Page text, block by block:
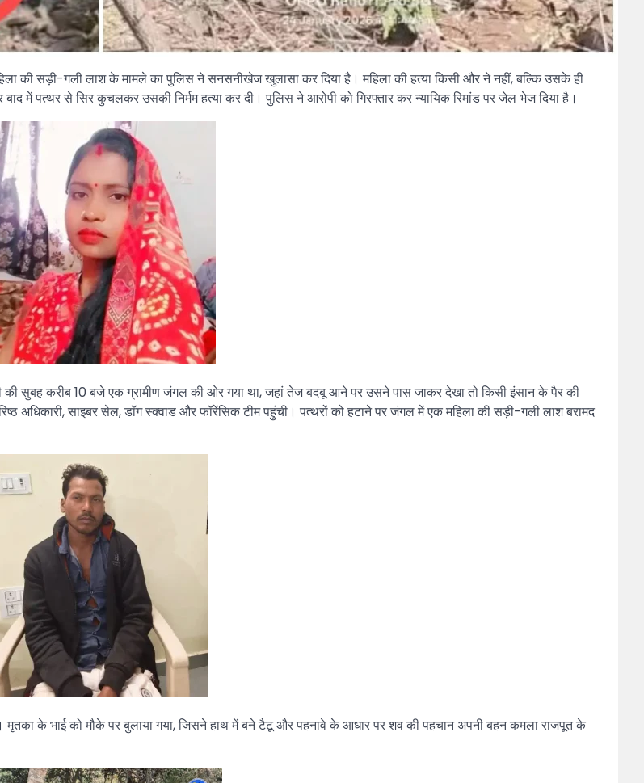
की सड़ी-गली लाश के मामले का पुलिस ने सनसनीखेज खुलासा कर दिया है। महिला की हत्या किसी और ने नहीं, बल्कि उसके ही
में पत्थर से सिर कुचलकर उसकी निर्मम हत्या कर दी। पुलिस ने आरोपी को गिरफ्तार कर न्यायिक रिमांड पर जेल भेज दिया है।
की सुबह करीब 10 बजे एक ग्रामीण जंगल की ओर गया था, जहां तेज बदबू आने पर उसने पास जाकर देखा तो किसी इंसान के पैर की
अधिकारी, साइबर सेल, डॉग स्क्वाड और फॉरेंसिक टीम पहुंची। पत्थरों को हटाने पर जंगल में एक महिला की सड़ी-गली लाश बरामद
मृतका के भाई को मौके पर बुलाया गया, जिसने हाथ में बने टैटू और पहनावे के आधार पर शव की पहचान अपनी बहन कमला राजपूत के